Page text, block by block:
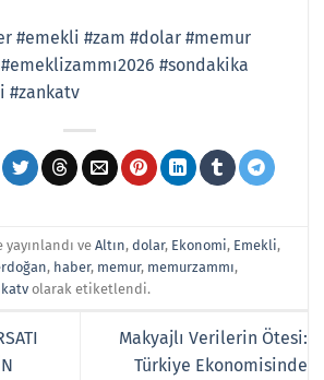
#emekli #zam #dolar #memur
#emeklizammı2026 #sondakika
#zankatv
yayınlandı veAltın,dolar, Ekonomi, Emekli,
, haber, memur, memurzammı,
olarak etiketlendi.
Makyajlı Verilerin Ötesi:
Türkiye Ekonomisinde